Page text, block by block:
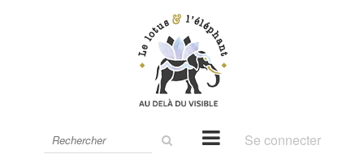
le
Se connecter